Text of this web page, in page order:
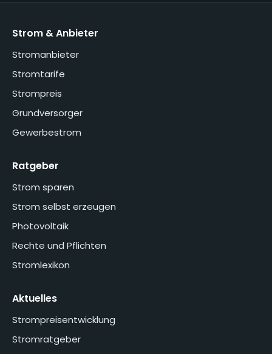
Strom & Anbieter
Stromanbieter
Stromtarife
Strompreis
Grundversorger
Gewerbestrom
Ratgeber
Strom sparen
Strom selbst erzeugen
Photovoltaik
Rechte und Pflichten
Stromlexikon
Aktuelles
Strompreisentwicklung
Stromratgeber